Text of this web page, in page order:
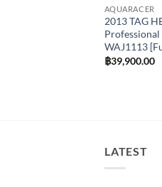
AQUARACER
2013 TAG
WAJ1113
฿39,900.00
LATEST